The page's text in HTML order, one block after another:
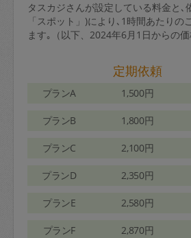
タスカジさんが設定している料金と､
「スポット」)により､1時間あたりの
ます｡（以下、2024年6月1日からの価
定期依頼
プランA 1,500円
プランB 1,800円
プランC 2,100円
プランD 2,350円
プランE 2,580円
プランF 2,870円